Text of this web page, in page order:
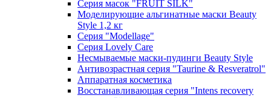
Серия масок "FRUIT SILK"
Моделирующие альгинатные маски Beauty
Style 1,2 кг
Серия "Modellage"
Cерия Lovely Care
Несмываемые маски-пудинги Beauty Style
Антивозрастная серия "Taurine & Resveratrol"
Аппаратная косметика
Восстанавливающая серия "Intens recovery